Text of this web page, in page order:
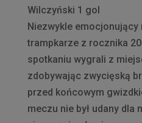
Wilczyński 1 gol
Niezwykle
trampkarze z rocznika
spotkaniu wygrali z
zdobywając zwycięską
przed końcowym
meczu nie był udany dla